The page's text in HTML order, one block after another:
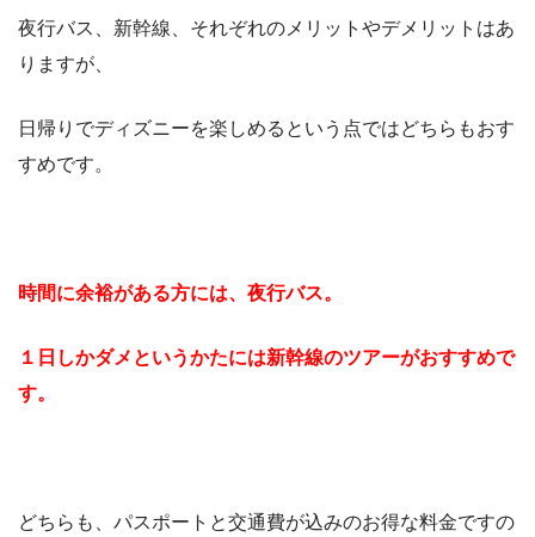
夜行バス、新幹線、それぞれのメリットやデメリットはあ
りますが、
日帰りでディズニーを楽しめるという点ではどちらもおす
すめです。
時間に余裕がある方には、夜行バス。
１日しかダメというかたには新幹線のツアーがおすすめで
す。
どちらも、パスポートと交通費が込みのお得な料金ですの